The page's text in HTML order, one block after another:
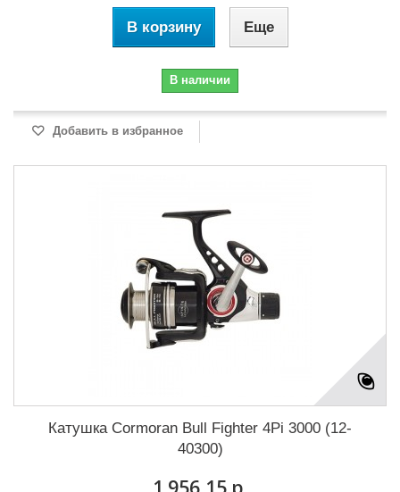
В корзину Еще
В наличии
Добавить в избранное
Катушка Cormoran Bull Fighter 4Pi 3000 (12-
40300)